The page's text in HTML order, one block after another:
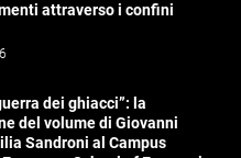
attraverso i confini
dei ghiacci”: la
del volume di Giovanni
Sandroni al Campus